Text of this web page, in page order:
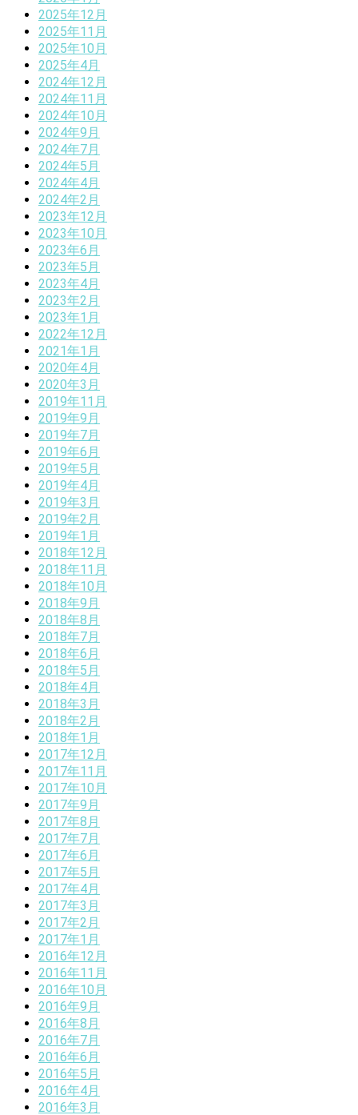
2025年12月
2025年11月
2025年10月
2025年4月
2024年12月
2024年11月
2024年10月
2024年9月
2024年7月
2024年5月
2024年4月
2024年2月
2023年12月
2023年10月
2023年6月
2023年5月
2023年4月
2023年2月
2023年1月
2022年12月
2021年1月
2020年4月
2020年3月
2019年11月
2019年9月
2019年7月
2019年6月
2019年5月
2019年4月
2019年3月
2019年2月
2019年1月
2018年12月
2018年11月
2018年10月
2018年9月
2018年8月
2018年7月
2018年6月
2018年5月
2018年4月
2018年3月
2018年2月
2018年1月
2017年12月
2017年11月
2017年10月
2017年9月
2017年8月
2017年7月
2017年6月
2017年5月
2017年4月
2017年3月
2017年2月
2017年1月
2016年12月
2016年11月
2016年10月
2016年9月
2016年8月
2016年7月
2016年6月
2016年5月
2016年4月
2016年3月